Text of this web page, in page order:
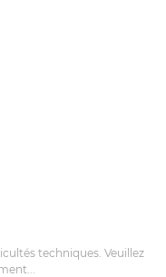
techniques. Veuillez